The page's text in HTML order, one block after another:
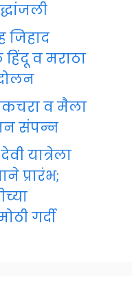
जिहाद
व मराठा
व मैला
संपन्न
यात्रेला
प्रारंभ;
गर्दी